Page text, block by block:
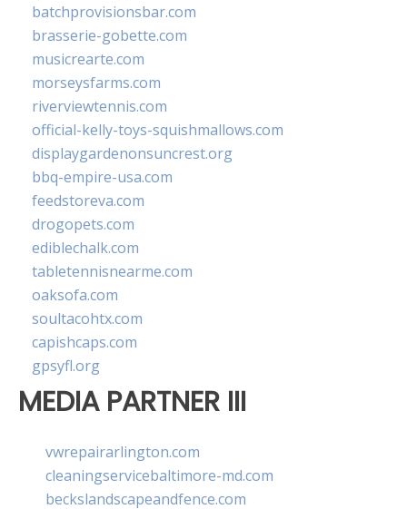
batchprovisionsbar.com
brasserie-gobette.com
musicrearte.com
morseysfarms.com
riverviewtennis.com
official-kelly-toys-squishmallows.com
displaygardenonsuncrest.org
bbq-empire-usa.com
feedstoreva.com
drogopets.com
ediblechalk.com
tabletennisnearme.com
oaksofa.com
soultacohtx.com
capishcaps.com
gpsyfl.org
MEDIA PARTNER III
vwrepairarlington.com
cleaningservicebaltimore-md.com
beckslandscapeandfence.com